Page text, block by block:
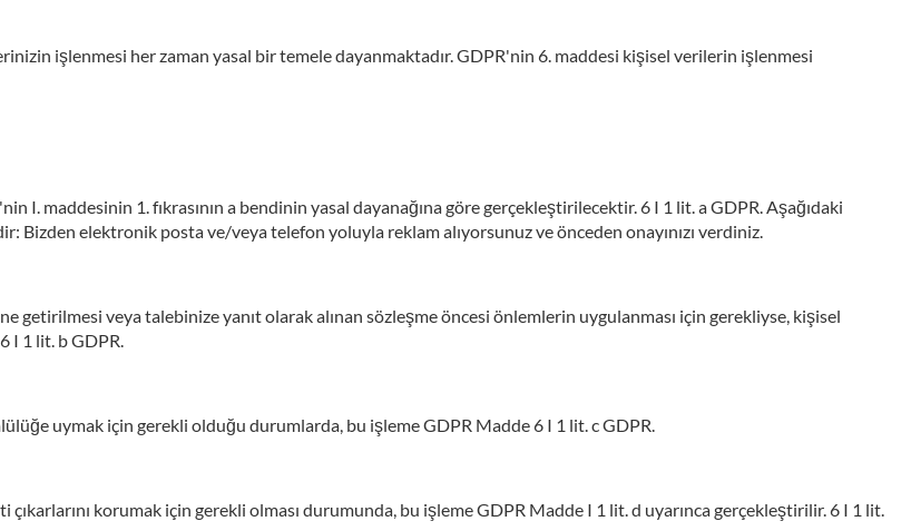
işlenmesi her zaman yasal bir temele dayanmaktadır. GDPR'nin 6. maddesi kişisel verilerin işlenmesi
I. maddesinin 1. fıkrasının a bendinin yasal dayanağına göre gerçekleştirilecektir. 6 I 1 lit. a GDPR. Aşağıdaki
Bizden elektronik posta ve/veya telefon yoluyla reklam alıyorsunuz ve önceden onayınızı verdiniz.
getirilmesi veya talebinize yanıt olarak alınan sözleşme öncesi önlemlerin uygulanması için gerekliyse, kişisel
I 1 lit. b GDPR.
uymak için gerekli olduğu durumlarda, bu işleme GDPR Madde 6 I 1 lit. c GDPR.
korumak için gerekli olması durumunda, bu işleme GDPR Madde I 1 lit. d uyarınca gerçekleştirilir. 6 I 1 lit.